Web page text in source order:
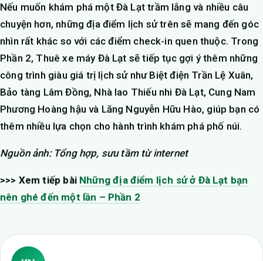
Nếu muốn khám phá một Đà Lạt trầm lắng và nhiều câu
chuyện hơn, những địa điểm lịch sử trên sẽ mang đến góc
nhìn rất khác so với các điểm check-in quen thuộc. Trong
Phần 2, Thuê xe máy Đà Lạt sẽ tiếp tục gợi ý thêm những
công trình giàu giá trị lịch sử như Biệt điện Trần Lệ Xuân,
Bảo tàng Lâm Đồng, Nhà lao Thiếu nhi Đà Lạt, Cung Nam
Phương Hoàng hậu và Lăng Nguyễn Hữu Hào, giúp bạn có
thêm nhiều lựa chọn cho hành trình khám phá phố núi.
Nguồn ảnh: Tổng hợp, sưu tầm từ internet
>>> Xem tiếp bài Những địa điểm lịch sử ở Đà Lạt bạn
nên ghé đến một lần – Phần 2